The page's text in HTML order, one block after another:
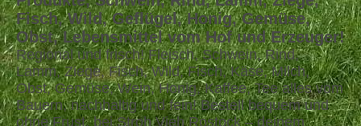
Fisch, Wild, Geflügel, Honig, Gemüse,
Obst, Lebensmittel vom Hof und Erzeuger!
Regional und frisch! Fleisch, Schwein, Rind,
Lamm, Ziege, Fisch, Wild, Fisch, Käse, Milch,
Obst, Gemüse, Wein, Honig, Kaffee, Tee alles vom
Bauern, nachhaltig und fein! Bestell bequem und
ohne Frust, bei Stroh Vieh Rostock – deinem